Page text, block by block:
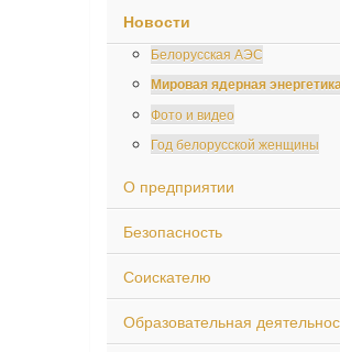
Новости
Белорусская АЭС
Мировая ядерная энергетика
Фото и видео
Год белорусской женщины
О предприятии
Безопасность
Соискателю
Образовательная